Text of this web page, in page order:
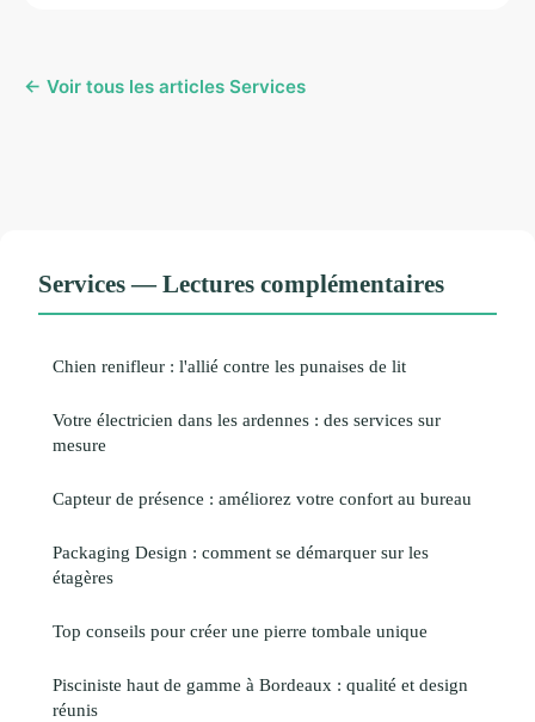
← Voir tous les articles Services
Services — Lectures complémentaires
Chien renifleur : l'allié contre les punaises de lit
Votre électricien dans les ardennes : des services sur
mesure
Capteur de présence : améliorez votre confort au bureau
Packaging Design : comment se démarquer sur les
étagères
Top conseils pour créer une pierre tombale unique
Pisciniste haut de gamme à Bordeaux : qualité et design
réunis